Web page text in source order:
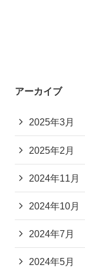
アーカイブ
2025年3月
2025年2月
2024年11月
2024年10月
2024年7月
2024年5月